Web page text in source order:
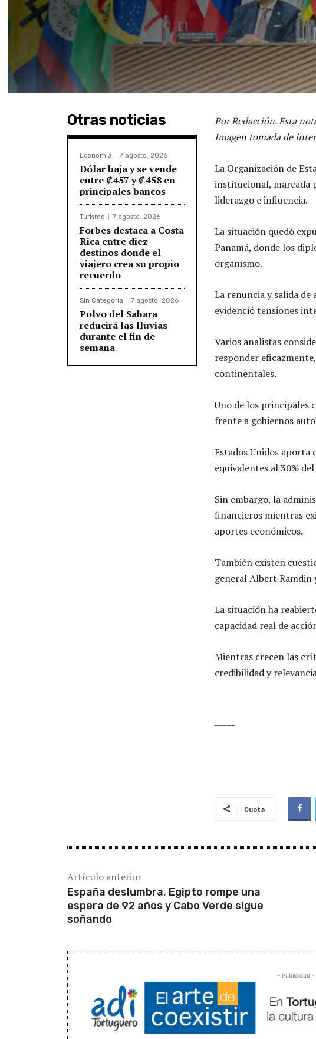
Otras noticias
Economía 7 agosto, 2026
Dólar baja y se vende
entre ₡457 y ₡458 en
principales bancos
Turismo 7 agosto, 2026
Forbes destaca a Costa
Rica entre diez
destinos donde el
viajero crea su propio
recuerdo
Sin Categoría 7 agosto, 2026
Polvo del Sahara
reducirá las lluvias
durante el fin de
semana
Por Redacción. Esta
Imagen tomada de
La Organización de
institucional, marcada
liderazgo e influencia.
La situación quedó
Panamá, donde los
organismo.
La renuncia y salida
evidenció tensiones
Varios analistas
responder
continentales.
Uno de los principales
frente a gobiernos
Estados Unidos aporta
equivalentes al 30%
Sin embargo, la
financieros mientras
aportes económicos.
También existen
general Albert Ramdin
La situación ha
capacidad real de
Mientras crecen las
credibilidad y
Cuota
Artículo anterior
España deslumbra, Egipto rompe una
espera de 92 años y Cabo Verde sigue
soñando
- Publicidad -